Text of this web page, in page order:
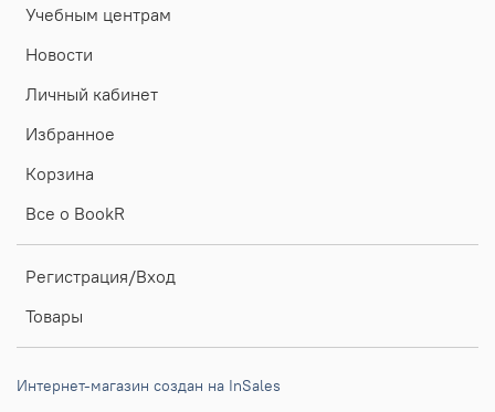
Учебным центрам
Новости
Личный кабинет
Избранное
Корзина
Все о BookR
Регистрация/Вход
Товары
Интернет-магазин создан на InSales